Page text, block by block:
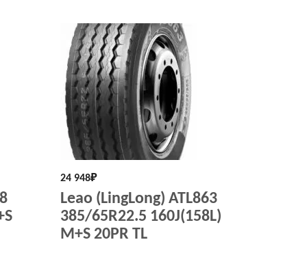
24 948₽
Leao (LingLong) ATL863
385/65R22.5 160J(158L)
M+S 20PR TL